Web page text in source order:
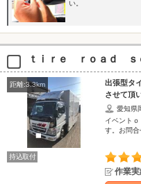
い。
ｔｉｒｅ ｒｏａｄ ｓ
距離:3.3km
出張型タ
させて頂
愛知県
イベント
す。お問合
持込取付
作業